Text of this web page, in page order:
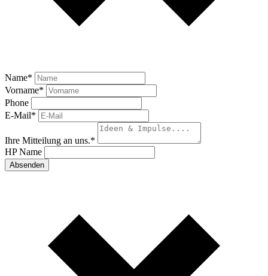
Name*
Vorname*
Phone
E-Mail*
Ihre Mitteilung an uns.*
HP Name
Absenden